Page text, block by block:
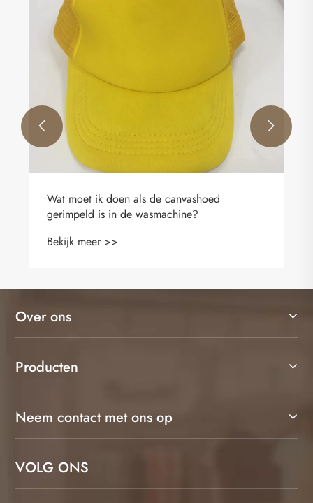
​Wat is het verschil tussen een T-shirt en een
korte mouw?
Bekijk meer >>
 
Over ons
Producten
Neem contact met ons op
VOLG ONS